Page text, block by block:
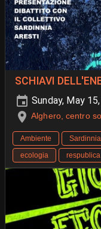
SCHIAVI
Sunday, May
Alghero, centro
Ambiente
ecologia
respublica